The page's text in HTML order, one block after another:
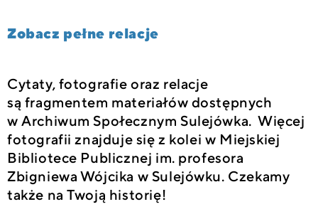
Zobacz pełne relacje
Cytaty, fotografie oraz relacje
są fragmentem materiałów dostępnych
w Archiwum Społecznym Sulejówka. Więcej
fotografii znajduje się z kolei w Miejskiej
Bibliotece Publicznej im. profesora
Zbigniewa Wójcika w Sulejówku. Czekamy
także na Twoją historię!